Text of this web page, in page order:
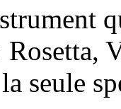
Rosetta,
seule